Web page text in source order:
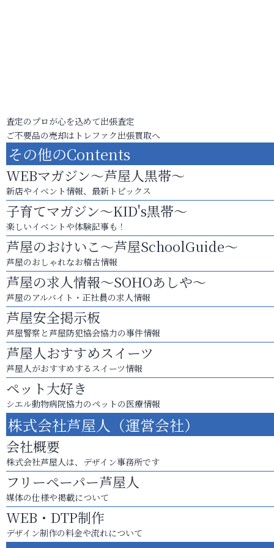
査定のプロが心を込めて出張査定
ご不要品の売却はトレファク出張買取へ
その他のContents
WEBマガジン～芦屋人黒帯～
新店やイベント情報、最新トピックス
子育てマガジン～KID's黒帯～
楽しいイベントや体験記事も！
芦屋のおけいこ～芦屋SchoolGuide～
芦屋のおしゃれなお稽古情報
芦屋の求人情報～SOHOあしや～
芦屋のアルバイト・正社員の求人情報
芦屋安全掲示板
芦屋警察と芦屋防犯協会協力の事件情報
芦屋人おすすめスイーツ
芦屋人がおすすめするスイーツ情報
ペット大好き
シエル動物病院協力のペットの医療情報
株式会社芦屋人（運営会社）
会社概要
株式会社芦屋人は、デザイン事務所です
フリーペーパー芦屋人
媒体の仕様や掲載について
WEB・DTP制作
デザイン制作の料金や流れについて